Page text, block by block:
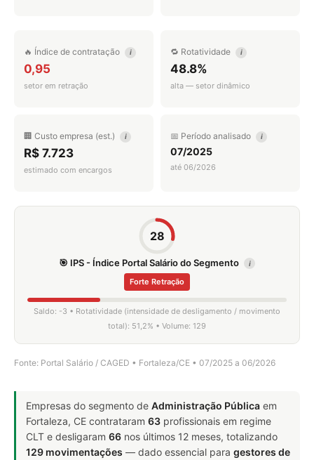
🔥 Índice de contratação i
0,95
setor em retração
🔁 Rotatividade i
48.8%
alta — setor dinâmico
🏢 Custo empresa (est.) i
R$ 7.723
estimado com encargos
📅 Período analisado i
07/2025
até 06/2026
28
🎯 IPS - Índice Portal Salário do Segmento i
Forte Retração
Saldo: -3 • Rotatividade (intensidade de desligamento / movimento
total): 51,2% • Volume: 129
Fonte: Portal Salário / CAGED • Fortaleza/CE • 07/2025 a 06/2026
Empresas do segmento de Administração Pública em
Fortaleza, CE contrataram 63 profissionais em regime
CLT e desligaram 66 nos últimos 12 meses, totalizando
129 movimentações — dado essencial para gestores de